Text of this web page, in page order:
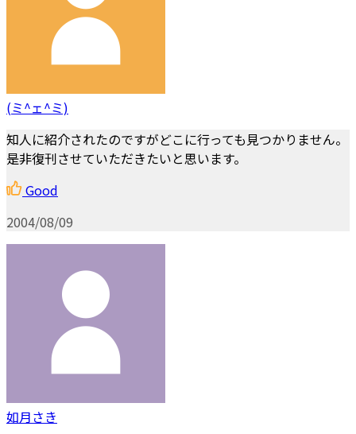
(ミ^ェ^ミ)
知人に紹介されたのですがどこに行っても見つかりません。
是非復刊させていただきたいと思います。
Good
2004/08/09
如月さき